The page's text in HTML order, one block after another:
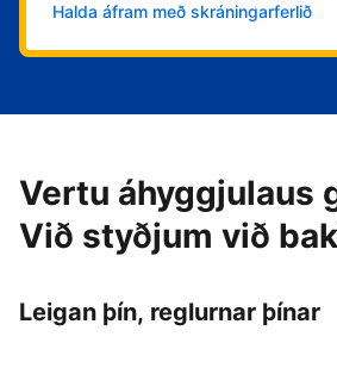
Halda áfram með skráningarferlið
Vertu áhyggjulaus
Við styðjum við
Leigan þín, reglurnar þínar